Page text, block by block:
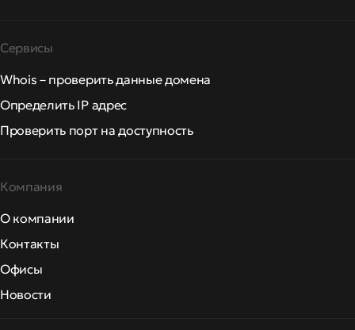
Сервисы
Whois – проверить данные домена
Определить IP адрес
Проверить порт на доступность
Компания
О компании
Контакты
Офисы
Новости